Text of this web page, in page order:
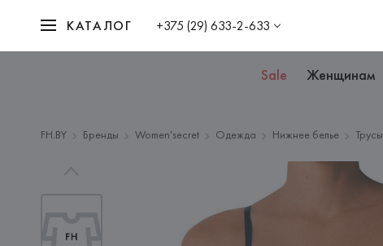
КАТАЛОГ +375 (29) 633-2-633
Sale Женщинам
FH.BY Бренды Women'secret Одежда Нижнее белье Трусы